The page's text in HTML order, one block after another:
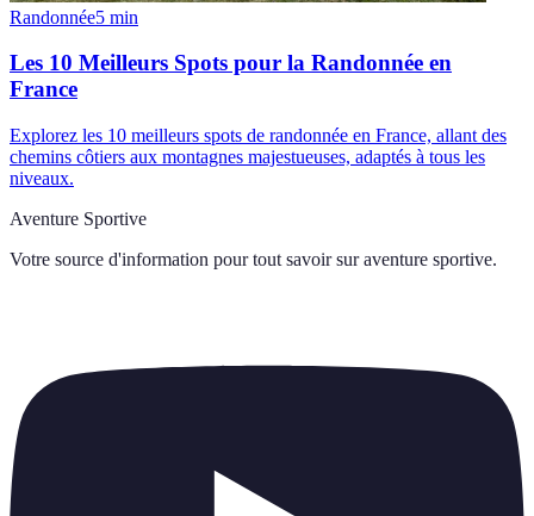
Randonnée5 min
Les 10 Meilleurs Spots pour la Randonnée en
France
Explorez les 10 meilleurs spots de randonnée en France, allant des
chemins côtiers aux montagnes majestueuses, adaptés à tous les
niveaux.
Aventure Sportive
Votre source d'information pour tout savoir sur aventure sportive.